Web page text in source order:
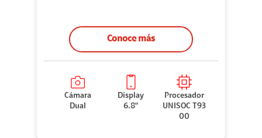
Conoce más
Cámara
Dual
Display
6.8"
Procesador
UNISOC T93
00